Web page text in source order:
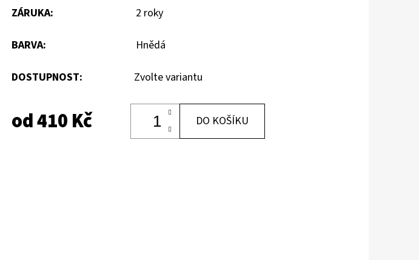
ZÁRUKA: 2 roky
BARVA: Hnědá
DOSTUPNOST: Zvolte variantu
od410 Kč DO KOŠÍKU